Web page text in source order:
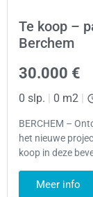
Te koop –
Berchem
30.000 €
0 slp. | 0 m2 |
BERCHEM –
het nieuwe
koop in deze
Meer info